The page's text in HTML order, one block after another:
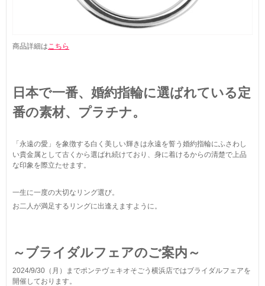
商品詳細は こちら
日本で一番、婚約指輪に選ばれている定
番の素材、プラチナ。
「永遠の愛」を象徴する白く美しい輝きは永遠を誓う婚約指輪にふさわし
い貴金属として古くから選ばれ続けており、身に着けるからの清楚で上品
な印象を際立たせます。
一生に一度の大切なリング選び。
お二人が満足するリングに出逢えますように。
～ブライダルフェアのご案内～
2024/9/30（月）までポンテヴェキオそごう横浜店ではブライダルフェアを
開催しております。